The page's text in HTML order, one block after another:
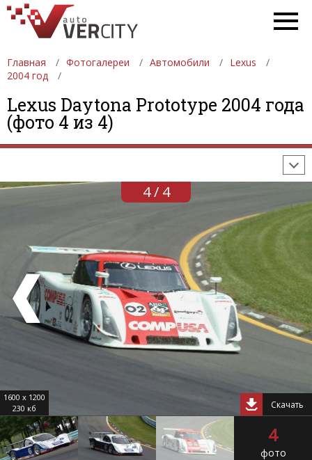
Главная Фотогалереи Автомобили
Lexus
2004 год
Lexus Daytona Prototype 2004 года
(фото 4 из 4)
ФОТОГАЛЕРЕИ АВТОМОБИЛИ
ДЕВУШКИ
АВТОСАЛОНЫ
ФОРМУЛА-1
4 / 4
1600 x 1200
230 кб
Скачать
4
фото